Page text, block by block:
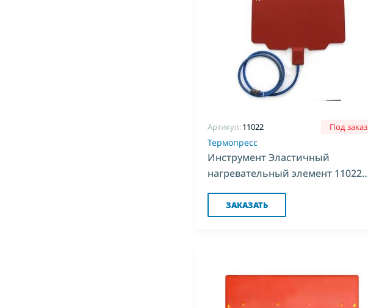
Артикул:11022 Под заказ
Термопресс
Инструмент Эластичный
нагревательный элемент 11022
ЗАКАЗАТЬ